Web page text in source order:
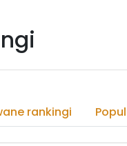
rankingi